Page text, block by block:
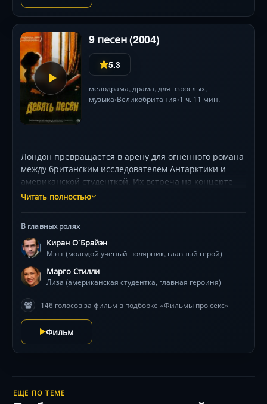
напряжённую атмосферу надвигающейся драмы.
Смогут ли их чувства выдержать испытание
реальностью?
9 песен (2004)
5.3
мелодрама, драма, для взрослых,
музыка•Великобритания•1 ч. 11 мин.
Лондон превращается в арену для огненного романа
между британским исследователем Антарктики и
американской студенткой. Их встреча на концерте
перерастает в череду интенсивных свиданий:
саундтреком к их жизни, а квартира —
пространством для откровенной близкости.
Цифровая камера фиксирует всё — от искренних
объятий до дрожи гитарных струн, — не оставляя
места фальши. Но сможет ли страсть, рождённая
История без прикрас о мимолётности земных связей.
Читать полностью
В главных ролях
Киран О’Брайэн
Мэтт (молодой ученый-полярник, главный герой)
Марго Стилли
Лиза (американская студентка, главная героиня)
146 голосов за фильм в подборке «Фильмы про секс»
Фильм
ЕЩЁ ПО ТЕМЕ